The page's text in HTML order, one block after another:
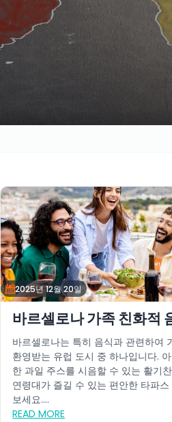
2025년 12월 20일
바르셀로나 가족 친화적
바르셀로나는 특히 음식과 관련하여
환영받는 유럽 도시 중 하나입니다.
한 과일 주스를 시음할 수 있는 활기
연령대가 즐길 수 있는 편안한 타파스
보세요....
READ MORE